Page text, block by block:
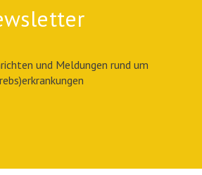
und Meldungen rund um